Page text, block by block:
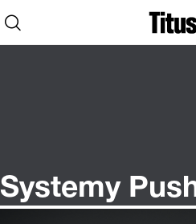
Home
Open search
Systemy